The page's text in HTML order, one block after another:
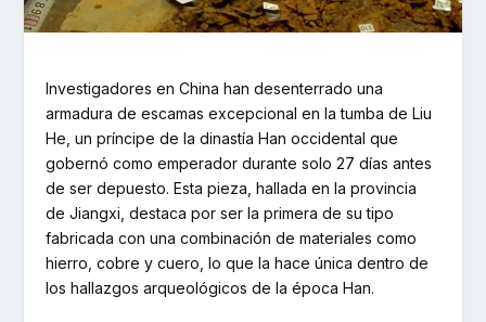
Investigadores en China han desenterrado una
armadura de escamas excepcional en la tumba de Liu
He, un príncipe de la dinastía Han occidental que
gobernó como emperador durante solo 27 días antes
de ser depuesto. Esta pieza, hallada en la provincia
de Jiangxi, destaca por ser la primera de su tipo
fabricada con una combinación de materiales como
hierro, cobre y cuero, lo que la hace única dentro de
los hallazgos arqueológicos de la época Han.